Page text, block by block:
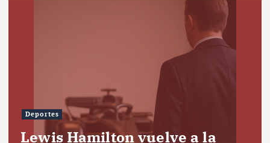
Deportes
Lewis Hamilton vuelve a la